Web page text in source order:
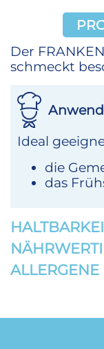
Der
schmeckt
Ideal
die
das
ALLERGENE